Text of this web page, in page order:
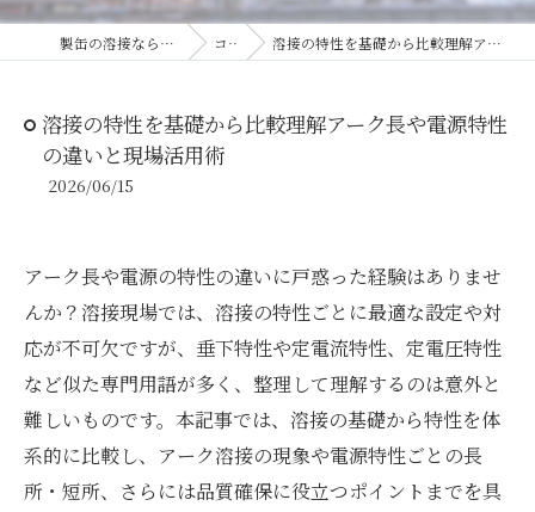
製缶の溶接なら株式会社オオノ工業 コラム 溶接の特性を基礎から比較理解アーク長や電源特性の違いと現場活用術
溶接の特性を基礎から比較理解アーク長や電源特性
の違いと現場活用術
2026/06/15
アーク長や電源の特性の違いに戸惑った経験はありませ
んか？溶接現場では、溶接の特性ごとに最適な設定や対
応が不可欠ですが、垂下特性や定電流特性、定電圧特性
など似た専門用語が多く、整理して理解するのは意外と
難しいものです。本記事では、溶接の基礎から特性を体
系的に比較し、アーク溶接の現象や電源特性ごとの長
所・短所、さらには品質確保に役立つポイントまでを具